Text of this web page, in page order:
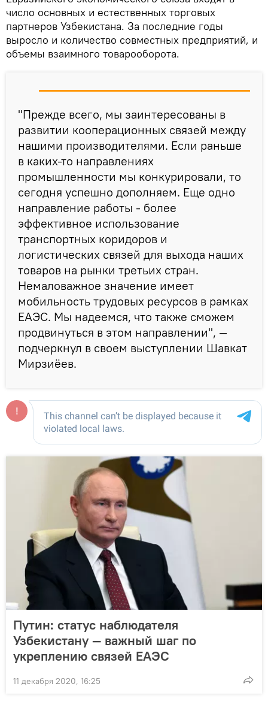
число основных и естественных торговых
партнеров Узбекистана. За последние годы
выросло и количество совместных предприятий, и
объемы взаимного товарооборота.
"Прежде всего, мы заинтересованы в
развитии кооперационных связей между
нашими производителями. Если раньше
в каких-то направлениях
промышленности мы конкурировали, то
сегодня успешно дополняем. Еще одно
направление работы - более
эффективное использование
транспортных коридоров и
логистических связей для выхода наших
товаров на рынки третьих стран.
Немаловажное значение имеет
мобильность трудовых ресурсов в рамках
ЕАЭС. Мы надеемся, что также сможем
продвинуться в этом направлении", —
подчеркнул в своем выступлении Шавкат
Мирзиёев.
Путин: статус наблюдателя
Узбекистану — важный шаг по
укреплению связей ЕАЭС
11 декабря 2020, 16:25